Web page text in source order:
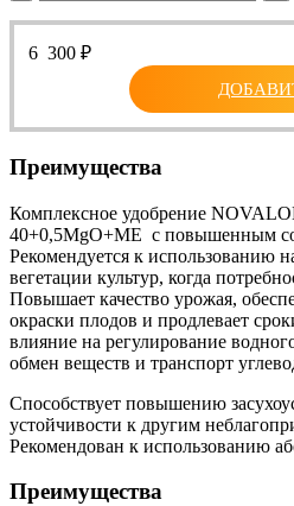
6 300 ₽
Преимущества
Комплексное удобрение
40+0,5MgO+ME с повышенным
Рекомендуется к использованию
вегетации культур, когда
Повышает качество урожая,
окраски плодов и продлевает
влияние на регулирование
обмен веществ и транспорт
Способствует повышению
устойчивости к другим
Рекомендован к использованию
Преимущества